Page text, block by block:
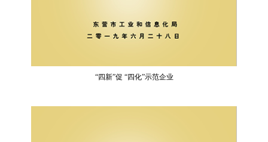
“四新”促 “四化”示范企业